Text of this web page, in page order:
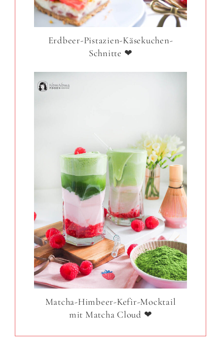
Erdbeer-Pistazien-Käsekuchen-
Schnitte ❤
Matcha-Himbeer-Kefir-Mocktail
mit Matcha Cloud ❤